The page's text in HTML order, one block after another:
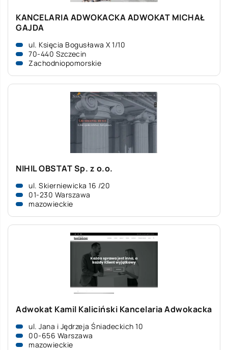
KANCELARIA ADWOKACKA ADWOKAT MICHAŁ
GAJDA
ul. Księcia Bogusława X 1/10
70-440 Szczecin
Zachodniopomorskie
NIHIL OBSTAT Sp. z o.o.
ul. Skierniewicka 16 /20
01-230 Warszawa
mazowieckie
Adwokat Kamil Kaliciński Kancelaria Adwokacka
ul. Jana i Jędrzeja Śniadeckich 10
00-656 Warszawa
mazowieckie